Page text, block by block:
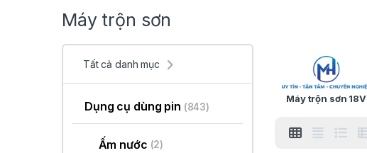
Máy trộn sơn
Máy trộn sơn 18V
Tất cả danh mục
Dụng cụ dùng pin (843)
Ấm nước (2)